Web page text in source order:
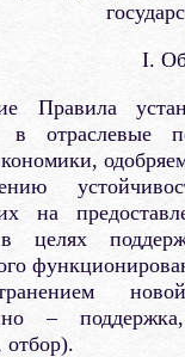
I.
Правила
в отраслевые
на
целях
–
отбор).